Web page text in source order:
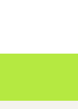
nach oben/